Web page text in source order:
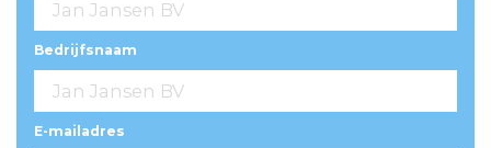
Bedrijfsnaam
E-mailadres